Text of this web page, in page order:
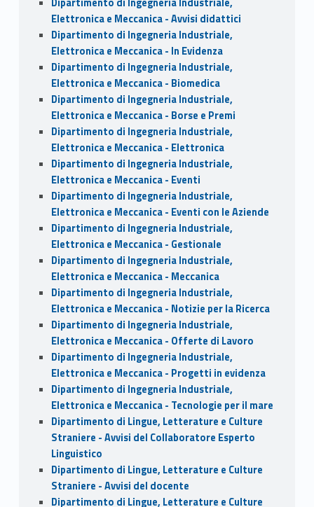
Elettronica e Meccanica - Avvisi didattici
Dipartimento di Ingegneria Industriale,
Elettronica e Meccanica - In Evidenza
Dipartimento di Ingegneria Industriale,
Elettronica e Meccanica - Biomedica
Dipartimento di Ingegneria Industriale,
Elettronica e Meccanica - Borse e Premi
Dipartimento di Ingegneria Industriale,
Elettronica e Meccanica - Elettronica
Dipartimento di Ingegneria Industriale,
Elettronica e Meccanica - Eventi
Dipartimento di Ingegneria Industriale,
Elettronica e Meccanica - Eventi con le Aziende
Dipartimento di Ingegneria Industriale,
Elettronica e Meccanica - Gestionale
Dipartimento di Ingegneria Industriale,
Elettronica e Meccanica - Meccanica
Dipartimento di Ingegneria Industriale,
Elettronica e Meccanica - Notizie per la Ricerca
Dipartimento di Ingegneria Industriale,
Elettronica e Meccanica - Offerte di Lavoro
Dipartimento di Ingegneria Industriale,
Elettronica e Meccanica - Progetti in evidenza
Dipartimento di Ingegneria Industriale,
Elettronica e Meccanica - Tecnologie per il mare
Dipartimento di Lingue, Letterature e Culture
Straniere - Avvisi del Collaboratore Esperto
Linguistico
Dipartimento di Lingue, Letterature e Culture
Straniere - Avvisi del docente
Dipartimento di Lingue, Letterature e Culture